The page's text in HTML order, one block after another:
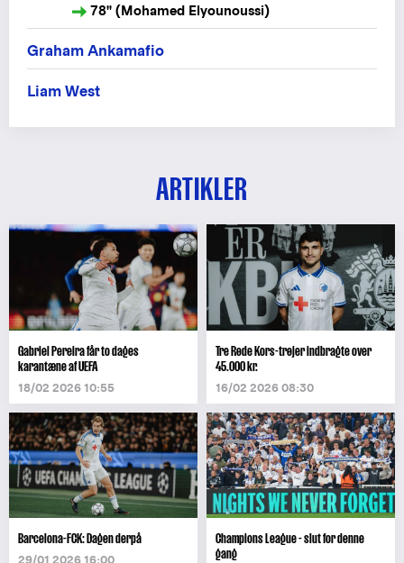
78" (Mohamed Elyounoussi)
Graham Ankamafio
Liam West
ARTIKLER
Gabriel Pereira får to dages
karantæne af UEFA
18/02 2026 10:55
Tre Røde Kors-trøjer indbragte over
45.000 kr.
16/02 2026 08:30
Barcelona-FCK: Dagen derpå
29/01 2026 16:00
Champions League - slut for denne
gang